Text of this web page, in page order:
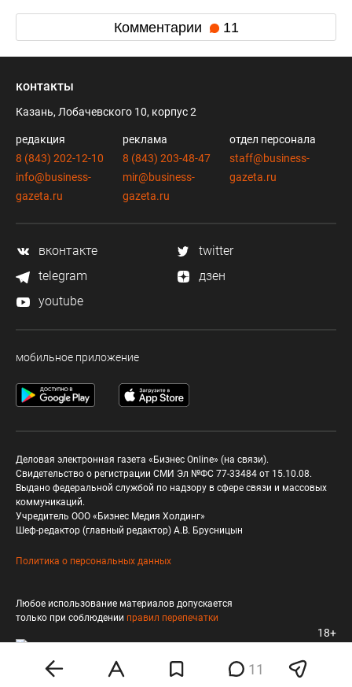
Комментарии 11
11
контакты
Казань, Лобачевского 10, корпус 2
редакция
8 (843) 202-12-10
info@business-
gazeta.ru
реклама
8 (843) 203-48-47
mir@business-
gazeta.ru
отдел персонала
staff@business-
gazeta.ru
вконтакте
twitter
telegram
дзен
youtube
мобильное приложение
Деловая электронная газета «Бизнес Online» (на связи).
Свидетельство о регистрации СМИ Эл №ФС 77-33484 от 15.10.08.
Выдано федеральной службой по надзору в сфере связи и массовых
коммуникаций.
Учредитель ООО «Бизнес Медия Холдинг»
Шеф-редактор (главный редактор) А.В. Брусницын
Политика о персональных данных
Любое использование материалов допускается
только при соблюдении правил перепечатки
18+